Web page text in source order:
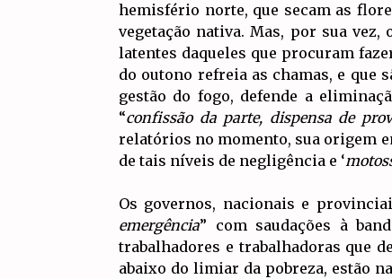
hemisfério norte, que secam as
vegetação nativa. Mas, por sua
latentes daqueles que procuram
do outono refreia as chamas, e que
gestão do fogo, defende a
“confissão da parte, dispensa de
relatórios no momento, sua origem
de tais níveis de negligência e ‘
Os governos, nacionais e
emergência” com saudações à
trabalhadores e trabalhadoras que
abaixo do limiar da pobreza, estão